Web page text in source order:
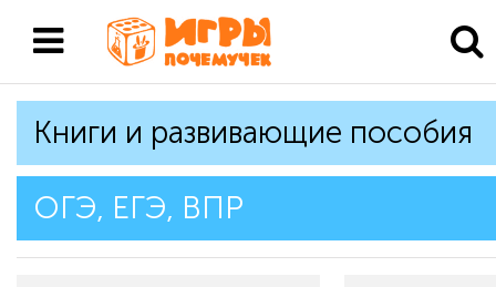
Книги и развивающие пособия
ОГЭ, ЕГЭ, ВПР